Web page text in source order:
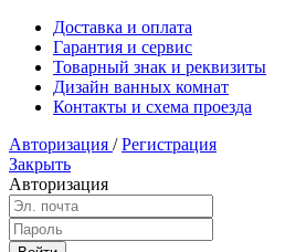
Доставка и оплата
Гарантия и сервис
Товарный знак и реквизиты
Дизайн ванных комнат
Контакты и схема проезда
Авторизация / Регистрация
Закрыть
Авторизация